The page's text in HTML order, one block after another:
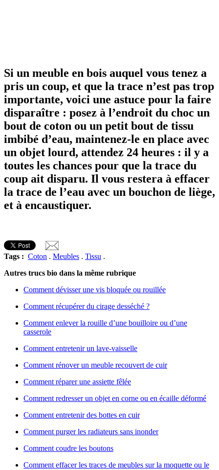
Si un meuble en bois auquel vous tenez a
pris un coup, et que la trace n’est pas trop
importante, voici une astuce pour la faire
disparaître : posez à l’endroit du choc un
bout de coton ou un petit bout de tissu
imbibé d’eau, maintenez-le en place avec
un objet lourd, attendez 24 heures : il y a
toutes les chances pour que la trace du
coup ait disparu. Il vous restera à effacer
la trace de l’eau avec un bouchon de liège,
et à encaustiquer.
Tags : Coton . Meubles . Tissu .
Autres trucs bio dans la même rubrique
Comment dévisser une vis bloquée ou rouillée
Comment récupérer du cirage desséché ?
Comment enlever la rouille d’une bouilloire ou d’une
casserole
Comment entretenir un lave-vaisselle
Comment rénover un meuble recouvert de cuir
Comment réparer une assiette fêlée
Comment redresser un objet en corne ou en écaille déformé
Comment entretenir des bottes en cuir
Comment purger les radiateurs sans inonder
Comment coudre les boutons
Comment effacer les traces de meubles sur la moquette ou le